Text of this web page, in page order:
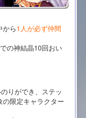
から1人が必ず仲間
の神結晶10回おい
りができ、ステッ
限定キャラクター